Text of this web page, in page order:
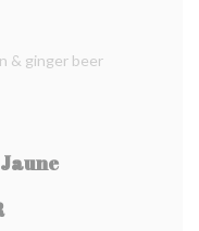
& ginger beer